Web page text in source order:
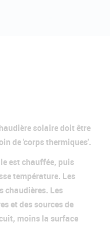
solaire doit être
de 'corps thermiques'.
est chauffée, puis
température. Les
chaudières. Les
et des sources de
moins la surface